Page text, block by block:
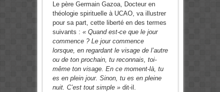
Le père Germain Gazoa, Docteur en
théologie spirituelle à UCAO, va illustrer
pour sa part, cette liberté en des termes
suivants : « Quand est-ce que le jour
commence ? Le jour commence
lorsque, en regardant le visage de l’autre
ou de ton prochain, tu reconnais, toi-
même ton visage. En ce moment-là, tu
es en plein jour. Sinon, tu es en pleine
nuit. C’est tout simple »dit-il.